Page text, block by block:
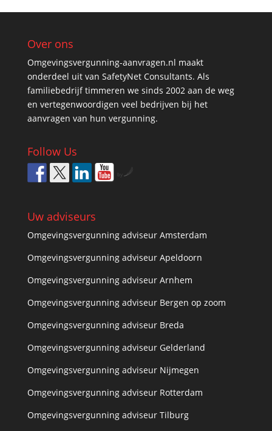
Over ons
Omgevingsvergunning-aanvragen.nl maakt
onderdeel uit van SafetyNet Consultants. Als
familiebedrijf timmeren we sinds 2002 aan de weg
en vertegenwoordigen veel bedrijven bij het
aanvragen van hun vergunning.
Follow Us
Uw adviseurs
Omgevingsvergunning adviseur Amsterdam
Omgevingsvergunning adviseur Apeldoorn
Omgevingsvergunning adviseur Arnhem
Omgevingsvergunning adviseur Bergen op zoom
Omgevingsvergunning adviseur Breda
Omgevingsvergunning adviseur Gelderland
Omgevingsvergunning adviseur Nijmegen
Omgevingsvergunning adviseur Rotterdam
Omgevingsvergunning adviseur Tilburg